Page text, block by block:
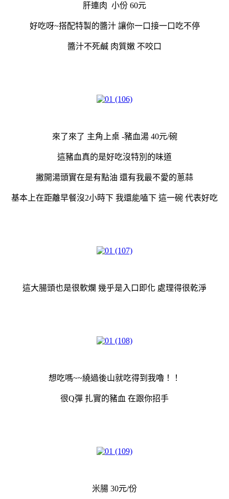
肝連肉 小份 60元
好吃呀~搭配特製的醬汁 讓你一口接一口吃不停
醬汁不死鹹 肉質嫩 不咬口
來了來了 主角上桌 -豬血湯 40元/碗
這豬血真的是好吃沒特別的味道
撇開湯頭實在是有點油 還有我最不愛的蔥蒜
基本上在距離早餐沒2小時下 我還能嗑下 這一碗 代表好吃
這大腸頭也是很軟爛 幾乎是入口即化 處理得很乾淨
想吃嗎~~繞過後山就吃得到我嚕！！
很Q彈 扎實的豬血 在跟你招手
米腸 30元/份